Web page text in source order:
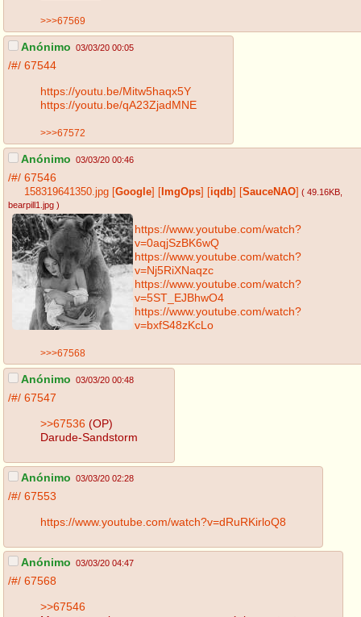
>>>67569
Anónimo 03/03/20 00:05
/#/ 67544
https://youtu.be/Mitw5haqx5Y
https://youtu.be/qA23ZjadMNE
>>>67572
Anónimo 03/03/20 00:46
/#/ 67546
158319641350.jpg Google ImgOps iqdb SauceNAO ( 49.16KB
bearpill1.jpg )
https://www.youtube.com/watch?
v=0aqjSzBK6wQ
https://www.youtube.com/watch?
v=Nj5RiXNaqzc
https://www.youtube.com/watch?
v=5ST_EJBhwO4
https://www.youtube.com/watch?
v=bxfS48zKcLo
>>>67568
Anónimo 03/03/20 00:48
/#/ 67547
>>67536 (OP)
Darude-Sandstorm
Anónimo 03/03/20 02:28
/#/ 67553
https://www.youtube.com/watch?v=dRuRKirloQ8
Anónimo 03/03/20 04:47
/#/ 67568
>>67546